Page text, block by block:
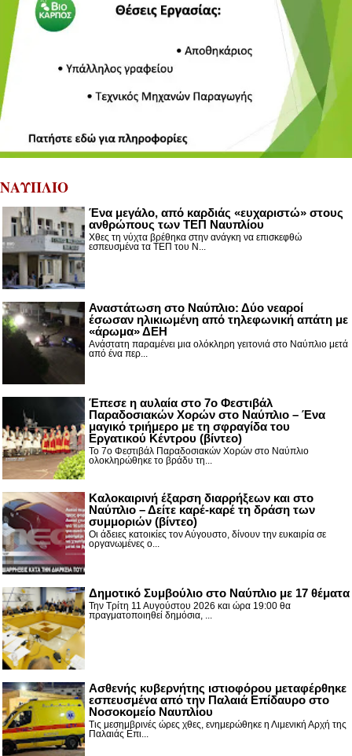
ΝΑΥΠΛΙΟ
Ένα μεγάλο, από καρδιάς «ευχαριστώ» στους
ανθρώπους των ΤΕΠ Ναυπλίου
Χθες τη νύχτα βρέθηκα στην ανάγκη να επισκεφθώ
εσπευσμένα τα ΤΕΠ του Ν...
Αναστάτωση στο Ναύπλιο: Δύο νεαροί
έσωσαν ηλικιωμένη από τηλεφωνική απάτη με
«άρωμα» ΔΕΗ
Ανάστατη παραμένει μια ολόκληρη γειτονιά στο Ναύπλιο μετά
από ένα περ...
Έπεσε η αυλαία στο 7ο Φεστιβάλ
Παραδοσιακών Χορών στο Ναύπλιο – Ένα
μαγικό τριήμερο με τη σφραγίδα του
Εργατικού Κέντρου (βίντεο)
Το 7ο Φεστιβάλ Παραδοσιακών Χορών στο Ναύπλιο
ολοκληρώθηκε το βράδυ τη...
Καλοκαιρινή έξαρση διαρρήξεων και στο
Ναύπλιο – Δείτε καρέ-καρέ τη δράση των
συμμοριών (βίντεο)
Οι άδειες κατοικίες τον Αύγουστο, δίνουν την ευκαιρία σε
οργανωμένες ο...
Δημοτικό Συμβούλιο στο Ναύπλιο με 17 θέματα
Την Τρίτη 11 Αυγούστου 2026 και ώρα 19:00 θα
πραγματοποιηθεί δημόσια, ...
Ασθενής κυβερνήτης ιστιοφόρου μεταφέρθηκε
εσπευσμένα από την Παλαιά Επίδαυρο στο
Νοσοκομείο Ναυπλίου
Τις μεσημβρινές ώρες χθες, ενημερώθηκε η Λιμενική Αρχή της
Παλαιάς Επι...